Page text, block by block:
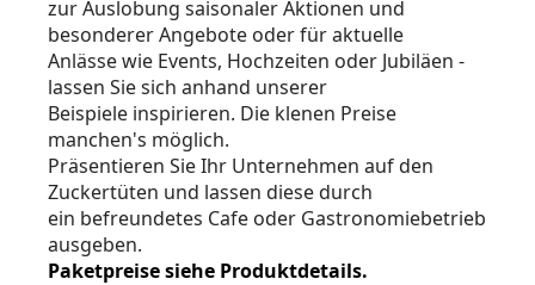
zur Auslobung saisonaler Aktionen und
besonderer Angebote oder für aktuelle
Anlässe wie Events, Hochzeiten oder Jubiläen -
lassen Sie sich anhand unserer
Beispiele inspirieren. Die klenen Preise
manchen's möglich.
Präsentieren Sie Ihr Unternehmen auf den
Zuckertüten und lassen diese durch
ein befreundetes Cafe oder Gastronomiebetrieb
ausgeben.
Paketpreise siehe Produktdetails.